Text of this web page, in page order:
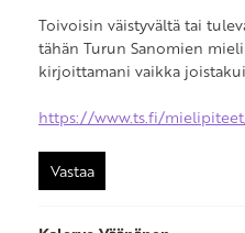
Toivoisin väistyvältä tai
tähän Turun Sanomien
kirjoittamani vaikka
https://www.ts.fi/
Vastaa